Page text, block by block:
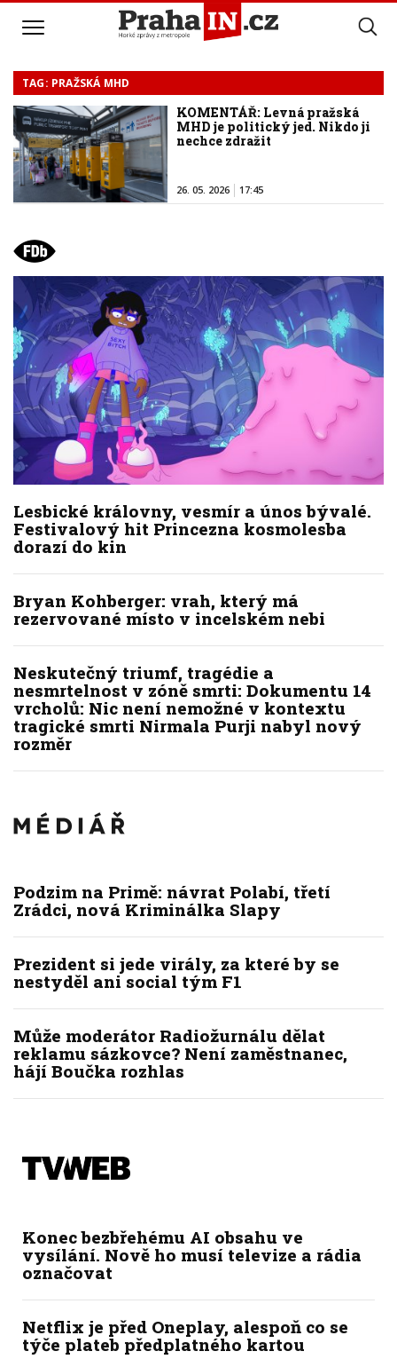
TAG: PRAŽSKÁ MHD
KOMENTÁŘ: Levná pražská
MHD je politický jed. Nikdo ji
nechce zdražit
26. 05. 2026 17:45
Lesbické královny, vesmír a únos bývalé.
Festivalový hit Princezna kosmolesba
dorazí do kin
Bryan Kohberger: vrah, který má
rezervované místo v incelském nebi
Neskutečný triumf, tragédie a
nesmrtelnost v zóně smrti: Dokumentu 14
vrcholů: Nic není nemožné v kontextu
tragické smrti Nirmala Purji nabyl nový
rozměr
Podzim na Primě: návrat Polabí, třetí
Zrádci, nová Kriminálka Slapy
Prezident si jede virály, za které by se
nestyděl ani social tým F1
Může moderátor Radiožurnálu dělat
reklamu sázkovce? Není zaměstnanec,
hájí Boučka rozhlas
Konec bezbřehému AI obsahu ve
vysílání. Nově ho musí televize a rádia
označovat
Netflix je před Oneplay, alespoň co se
týče plateb předplatného kartou